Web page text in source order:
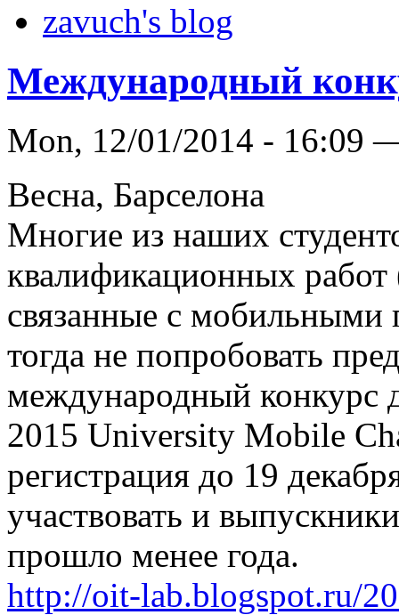
zavuch's blog
Международный
Mon, 12/01/2014 - 16:09
Весна, Барселона
Многие из наших
квалификационных работ
связанные с
тогда не попробовать
международный конкурс
2015 University Mobile
регистрация до 19
участвовать и
прошло менее года.
http://oit-lab.blogspot.ru/